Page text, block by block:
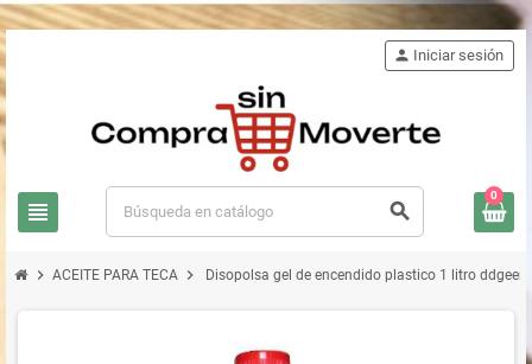
view_headline search
person Iniciar sesión
0
chevron_right ACEITE PARA TECA chevron_right Disopolsa gel de encendido plastico 1 litro